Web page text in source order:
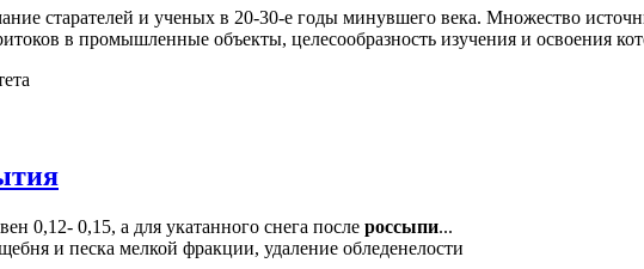
старателей и ученых в 20-30-е годы минувшего века. Множество
в промышленные объекты, целесообразность изучения и освоения
0,12- 0,15, а для укатанного снега после россыпи...
и песка мелкой фракции, удаление обледенелости